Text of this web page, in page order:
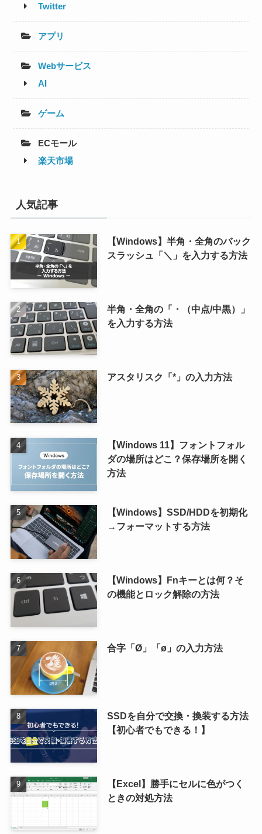
Twitter
アプリ
Webサービス
AI
ゲーム
ECモール
楽天市場
人気記事
【Windows】半角・全角のバック
スラッシュ「＼」を入力する方法
半角・全角の「・（中点/中黒）」
を入力する方法
アスタリスク「*」の入力方法
【Windows 11】フォントフォル
ダの場所はどこ？保存場所を開く
方法
【Windows】SSD/HDDを初期化
→フォーマットする方法
【Windows】Fnキーとは何？そ
の機能とロック解除の方法
合字「Ø」「ø」の入力方法
SSDを自分で交換・換装する方法
【初心者でもできる！】
【Excel】勝手にセルに色がつく
ときの対処方法